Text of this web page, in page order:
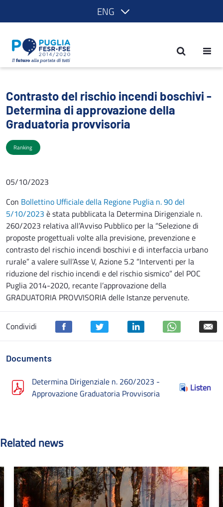
ENG
Contrasto del rischio incendi boschivi
Contrasto del rischio incendi boschivi -
Determina di approvazione della
Graduatoria provvisoria
Ranking
05/10/2023
Con Bollettino Ufficiale della Regione Puglia n. 90 del
5/10/2023 è stata pubblicata la Determina Dirigenziale n.
260/2023 relativa all’Avviso Pubblico per la “Selezione di
proposte progettuali volte alla previsione, prevenzione e
contrasto del rischio incendi boschivi e di interfaccia urbano
rurale” a valere sull’Asse V, Azione 5.2 “Interventi per la
riduzione del rischio incendi e del rischio sismico” del POC
Puglia 2014-2020, recante l’approvazione della
GRADUATORIA PROVVISORIA delle Istanze pervenute.
Condividi
Documents
Determina Dirigenziale n. 260/2023 -
Approvazione Graduatoria Provvisoria
Listen
Related news